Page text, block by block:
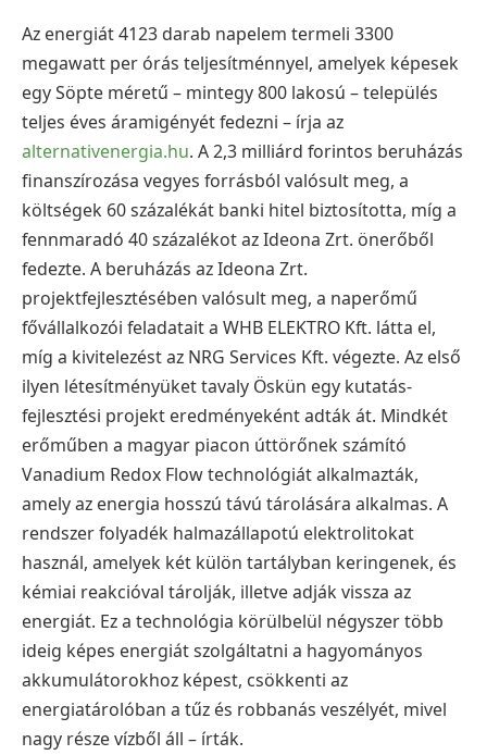
Az energiát 4123 darab napelem termeli 3300
megawatt per órás teljesítménnyel, amelyek képesek
egy Söpte méretű – mintegy 800 lakosú – település
teljes éves áramigényét fedezni – írja az
alternativenergia.hu. A 2,3 milliárd forintos beruházás
finanszírozása vegyes forrásból valósult meg, a
költségek 60 százalékát banki hitel biztosította, míg a
fennmaradó 40 százalékot az Ideona Zrt. önerőből
fedezte. A beruházás az Ideona Zrt.
projektfejlesztésében valósult meg, a naperőmű
fővállalkozói feladatait a WHB ELEKTRO Kft. látta el,
míg a kivitelezést az NRG Services Kft. végezte. Az első
ilyen létesítményüket tavaly Öskün egy kutatás-
fejlesztési projekt eredményeként adták át. Mindkét
erőműben a magyar piacon úttörőnek számító
Vanadium Redox Flow technológiát alkalmazták,
amely az energia hosszú távú tárolására alkalmas. A
rendszer folyadék halmazállapotú elektrolitokat
használ, amelyek két külön tartályban keringenek, és
kémiai reakcióval tárolják, illetve adják vissza az
energiát. Ez a technológia körülbelül négyszer több
ideig képes energiát szolgáltatni a hagyományos
akkumulátorokhoz képest, csökkenti az
energiatárolóban a tűz és robbanás veszélyét, mivel
nagy része vízből áll – írták.